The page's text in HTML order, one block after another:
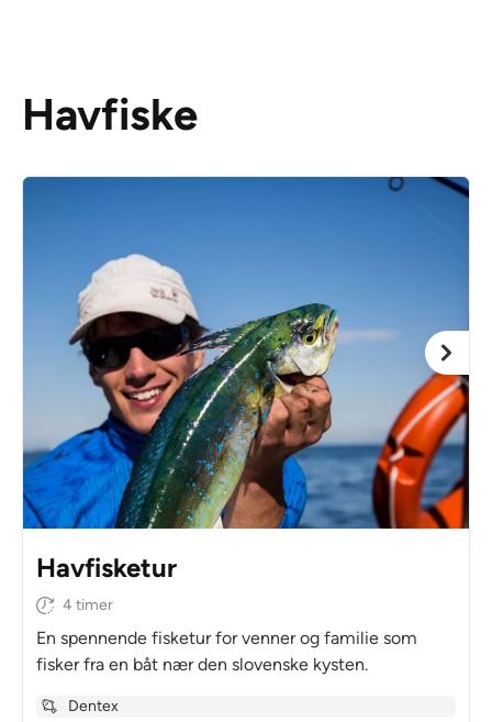
Havfiske
Havfisketur
4 timer
En spennende fisketur for venner og familie som
fisker fra en båt nær den slovenske kysten.
Dentex